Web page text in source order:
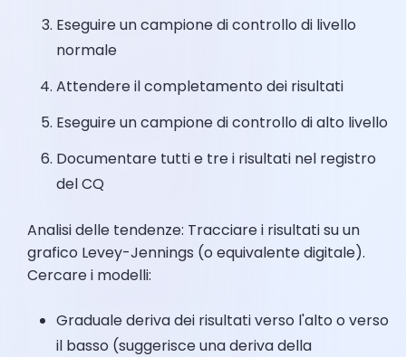
Eseguire un campione di controllo di livello
normale
Attendere il completamento dei risultati
Eseguire un campione di controllo di alto livello
Documentare tutti e tre i risultati nel registro
del CQ
Analisi delle tendenze: Tracciare i risultati su un
grafico Levey-Jennings (o equivalente digitale).
Cercare i modelli:
Graduale deriva dei risultati verso l'alto o verso
il basso (suggerisce una deriva della